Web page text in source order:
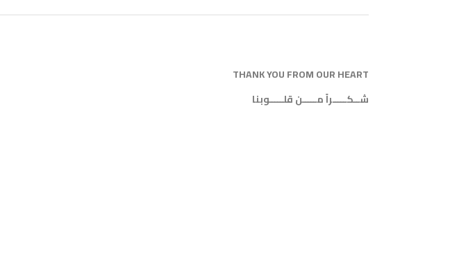
THANK YOU FROM OUR HEART
شــكـــــراً مـــــن قلـــــوبنا